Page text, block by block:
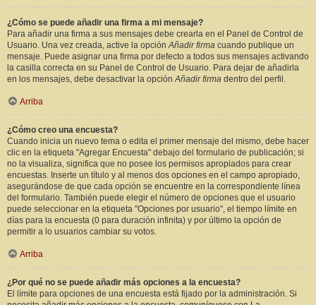
¿Cómo se puede añadir una firma a mi mensaje?
Para añadir una firma a sus mensajes debe crearla en el Panel de Control de
Usuario. Una vez creada, active la opciónAñadir firma cuando publique un
mensaje. Puede asignar una firma por defecto a todos sus mensajes activando
la casilla correcta en su Panel de Control de Usuario. Para dejar de añadirla
en los mensajes, debe desactivar la opciónAñadir firma dentro del perfil.
Arriba
¿Cómo creo una encuesta?
Cuando inicia un nuevo tema o edita el primer mensaje del mismo, debe hacer
clic en la etiqueta "Agregar Encuesta" debajo del formulario de publicación; si
no la visualiza, significa que no posee los permisos apropiados para crear
encuestas. Inserte un título y al menos dos opciones en el campo apropiado,
asegurándose de que cada opción se encuentre en la correspondiente línea
del formulario. También puede elegir el número de opciones que el usuario
puede seleccionar en la etiqueta "Opciones por usuario", el tiempo límite en
días para la encuesta (0 para duración infinita) y por último la opción de
permitir a lo usuarios cambiar su votos.
Arriba
¿Por qué no se puede añadir más opciones a la encuesta?
El límite para opciones de una encuesta está fijado por la administración. Si